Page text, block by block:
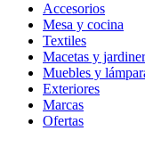
Accesorios
Mesa y cocina
Textiles
Macetas y
Muebles y
Exteriores
Marcas
Ofertas